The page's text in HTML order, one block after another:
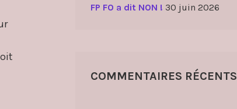
FP FO a dit NON ! 30 juin 2026
COMMENTAIRES RÉCENTS